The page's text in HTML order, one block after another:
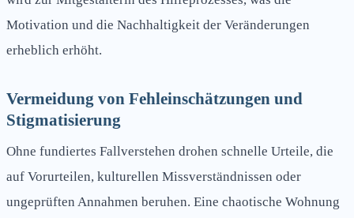
Motivation und die Nachhaltigkeit der Veränderungen
erheblich erhöht.
Vermeidung von Fehleinschätzungen und
Stigmatisierung
Ohne fundiertes Fallverstehen drohen schnelle Urteile, die
auf Vorurteilen, kulturellen Missverständnissen oder
ungeprüften Annahmen beruhen. Eine chaotische Wohnung